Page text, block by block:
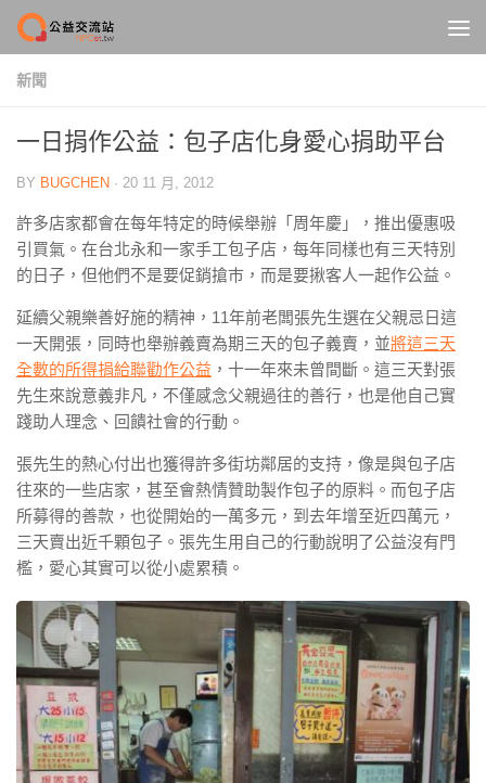
Skip to content
新聞
一日捐作公益：包子店化身愛心捐助平台
BY BUGCHEN · 20 11 月, 2012
許多店家都會在每年特定的時候舉辦「周年慶」，推出優惠吸
引買氣。在台北永和一家手工包子店，每年同樣也有三天特別
的日子，但他們不是要促銷搶巿， 而是要揪客人一起作公益。
延續父親樂善好施的精神，11年前老闆張先生選在父親忌日這
一天開張，同時也舉辦義賣為期三天的包子義賣，並將這三天
全數的所得捐給聯勸作公益 ，十一年來未曾間斷。這三天對張
先生來說意義非凡，不僅感念父親過往的善行，也是他自己實
踐助人理念、回饋社會的行動。
張先生的熱心付出也獲得許多街坊鄰居的支持，像是與包子店
往來的一些店家，甚至會熱情贊助製作包子的原料。而包子店
所募得的善款，也從開始的一萬多元，到去年增至近四萬元，
三天賣出近千顆包子。張先生用自己的行動說明了公益沒有門
檻，愛心其實可以從小處累積。